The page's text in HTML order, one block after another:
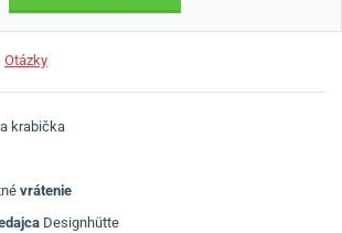
Otázky
krabička
vrátenie
Designhütte